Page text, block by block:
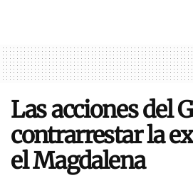
Las acciones del
contrarrestar la
el Magdalena